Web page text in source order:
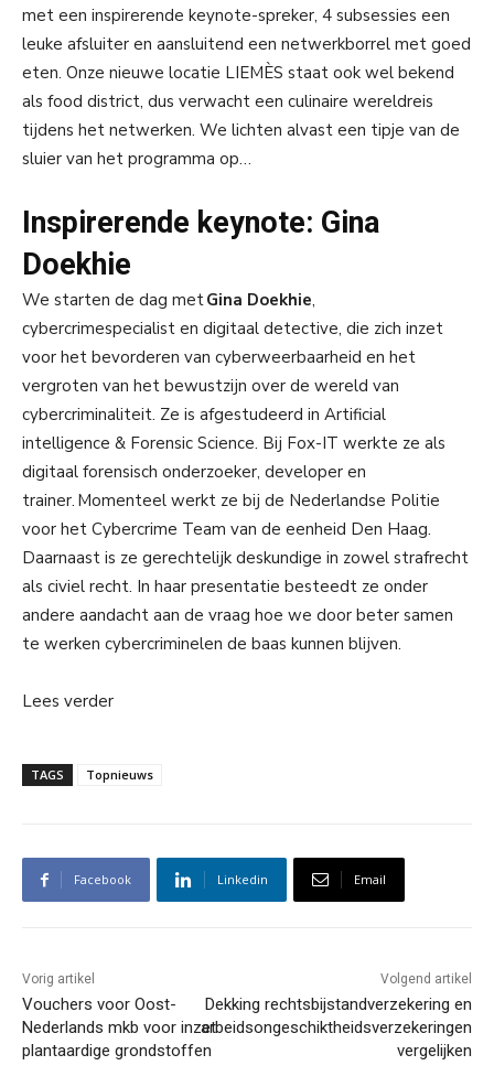
met een inspirerende keynote-spreker, 4 subsessies een
leuke afsluiter en aansluitend een netwerkborrel met goed
eten. Onze nieuwe locatie LIEMÈS staat ook wel bekend
als food district, dus verwacht een culinaire wereldreis
tijdens het netwerken. We lichten alvast een tipje van de
sluier van het programma op…
Inspirerende keynote: Gina
Doekhie
We starten de dag metGina Doekhie,
cybercrimespecialist en digitaal detective, die zich inzet
voor het bevorderen van cyberweerbaarheid en het
vergroten van het bewustzijn over de wereld van
cybercriminaliteit. Ze is afgestudeerd in Artificial
intelligence & Forensic Science. Bij Fox-IT werkte ze als
digitaal forensisch onderzoeker, developer en
trainer. Momenteel werkt ze bij de Nederlandse Politie
voor het Cybercrime Team van de eenheid Den Haag.
Daarnaast is ze gerechtelijk deskundige in zowel strafrecht
als civiel recht. In haar presentatie besteedt ze onder
andere aandacht aan de vraag hoe we door beter samen
te werken cybercriminelen de baas kunnen blijven.
Lees verder
TAGS Topnieuws
Facebook Linkedin Email
Vorig artikel
Vouchers voor Oost-
Nederlands mkb voor inzet
plantaardige grondstoffen
Volgend artikel
Dekking rechtsbijstandverzekering en
arbeidsongeschiktheidsverzekeringen
vergelijken